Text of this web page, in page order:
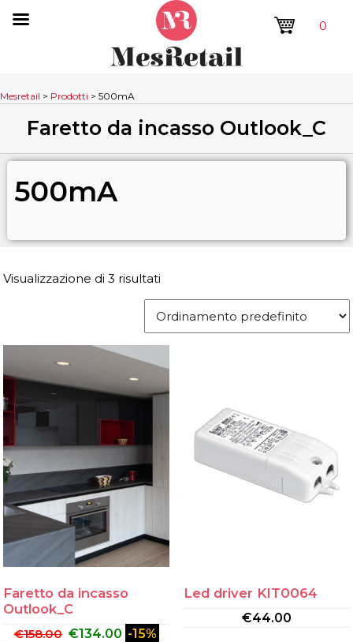
0
Mesretail > Prodotti > 500mA
Faretto da incasso Outlook_C
500mA
Visualizzazione di 3 risultati
Faretto da incasso
Outlook_C
€158.00 €134.00 -15%
Led driver KIT0064
€44.00